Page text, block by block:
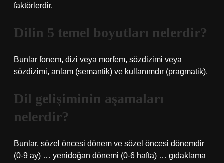
faktörlerdir.
Dilin 5 temel boyutları nelerdir?
Bunlar fonem, dizi veya morfem, sözdizimi veya
sözdizimi, anlam (semantik) ve kullanımdır (pragmatik).
Dil gelişiminin aşamaları
nelerdir?
Bunlar, sözel öncesi dönem ve sözel öncesi dönemdir
(0-9 ay) … yenidoğan dönemi (0-6 hafta) … gıdaklama